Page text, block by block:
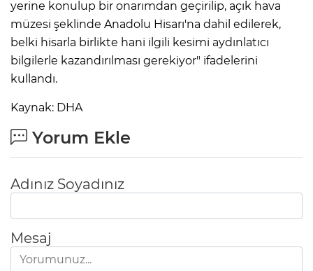
yerine konulup bir onarımdan geçirilip, açık hava
müzesi şeklinde Anadolu Hisarı'na dahil edilerek,
belki hisarla birlikte hani ilgili kesimi aydınlatıcı
bilgilerle kazandırılması gerekiyor" ifadelerini
kullandı.
Kaynak: DHA
Yorum Ekle
Adınız Soyadınız
Mesaj